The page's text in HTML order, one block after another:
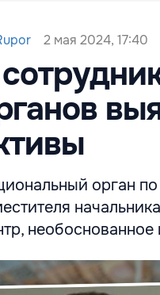
2 мая 2024, 17:40
орган